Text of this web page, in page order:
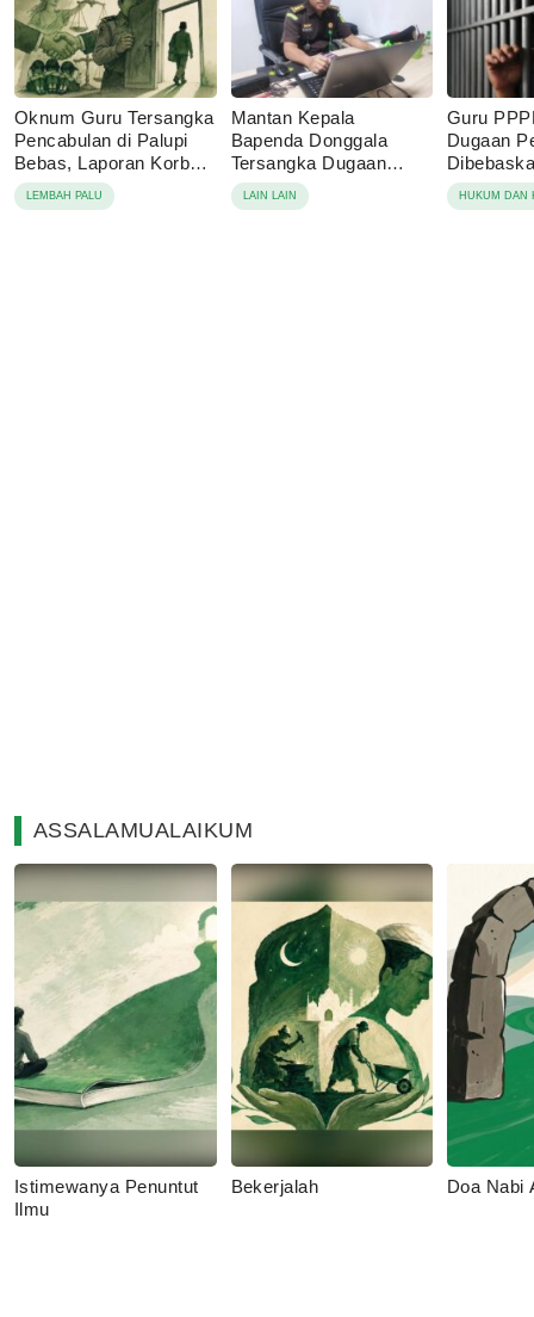
Oknum Guru Tersangka
Pencabulan di Palupi
Bebas, Laporan Korban
Berujung Damai
LEMBAH PALU
Mantan Kepala
Bapenda Donggala
Tersangka Dugaan
Korupsi Pajak Tambang
LAIN LAIN
Guru
Dugaan
Sebut
Keluarga
HUKUM DAN
ASSALAMUALAIKUM
Istimewanya Penuntut
Ilmu
Bekerjalah Doa Nabi